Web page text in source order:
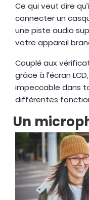
Ce qui veut dire
connecter un
une piste audio
votre appareil
Couplé aux
grâce à l’écran
impeccable dans
différentes
Un